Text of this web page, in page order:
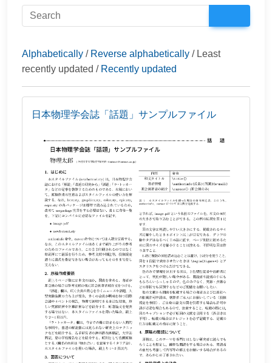
Alphabetically / Reverse alphabetically / Least
recently updated / Recently updated
日本物理学会誌「話題」サンプルファイル